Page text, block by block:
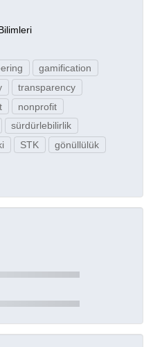
gamification
transparency
nonprofit
sürdürlebilirlik
STK gönüllülük